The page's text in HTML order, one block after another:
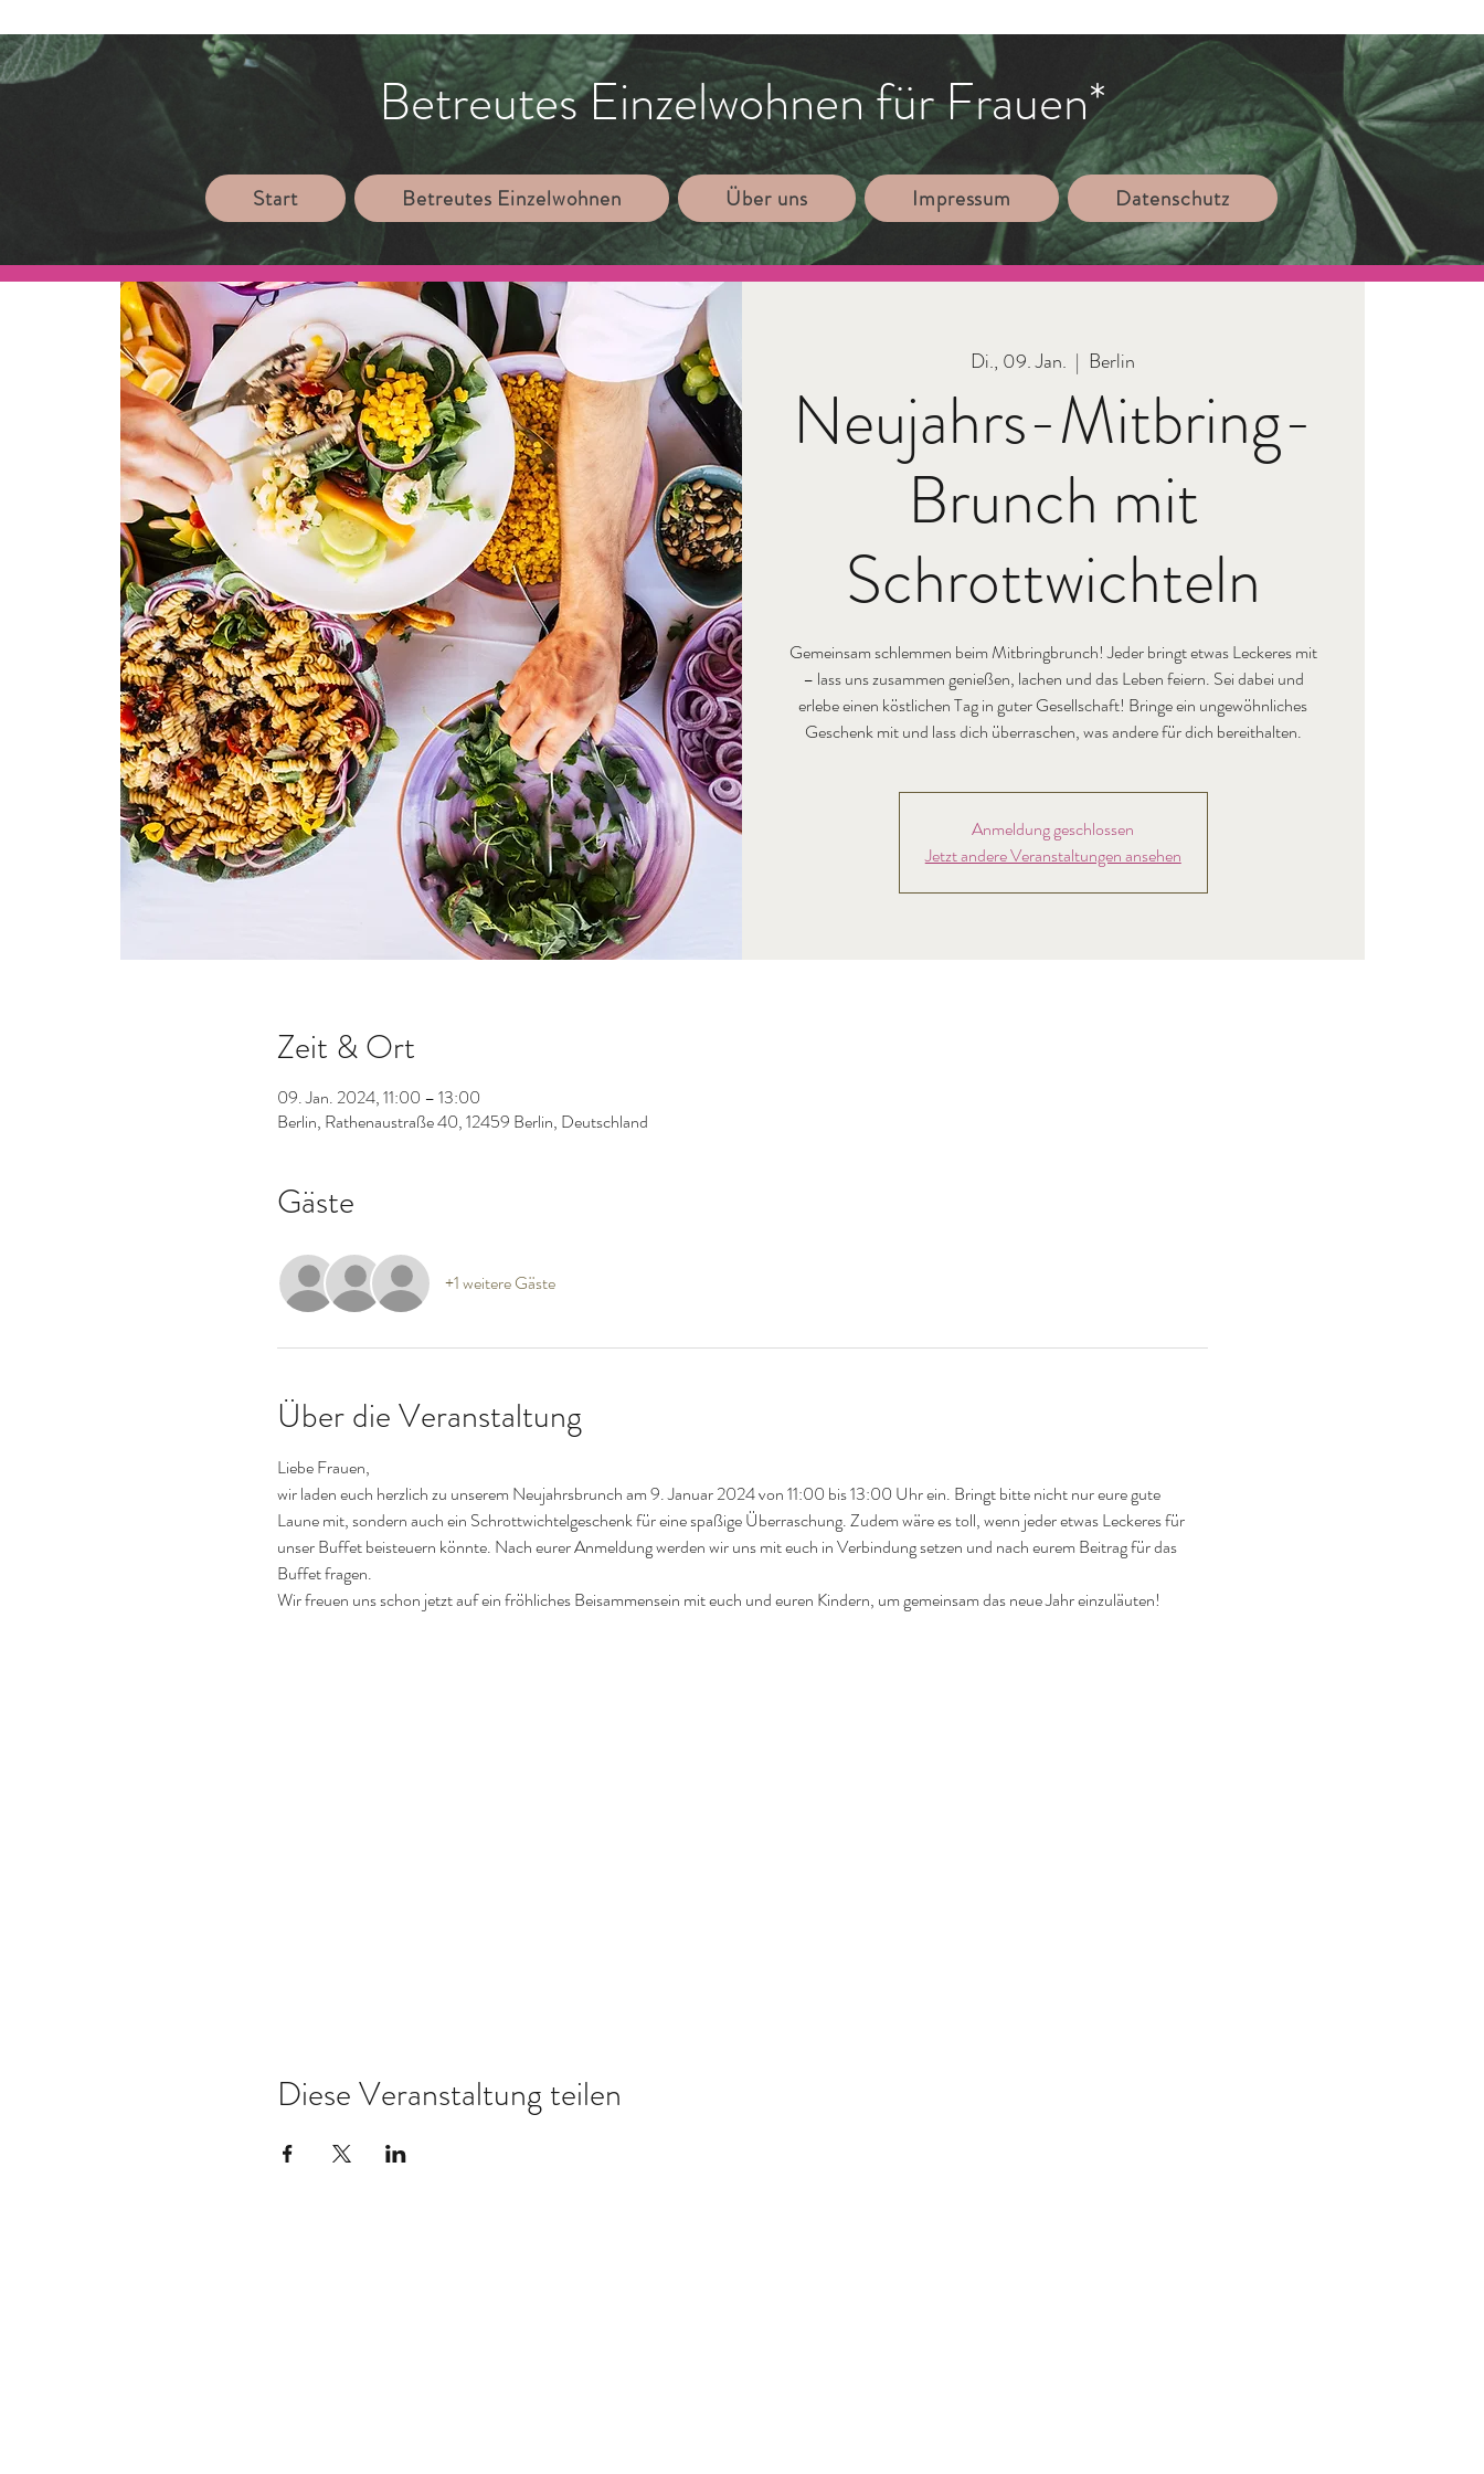
Betreutes Einzelwohnen für Frauen*
Start Betreutes Einzelwohnen Über uns Impressum Datenschutz
Di., 09. Jan.
  |
Berlin
Neujahrs-Mitbring-
Brunch mit
Schrottwichteln
Gemeinsam schlemmen beim Mitbringbrunch! Jeder bringt etwas Leckeres mit
– lass uns zusammen genießen, lachen und das Leben feiern. Sei dabei und
erlebe einen köstlichen Tag in guter Gesellschaft! Bringe ein ungewöhnliches
Geschenk mit und lass dich überraschen, was andere für dich bereithalten.
Anmeldung geschlossen
Jetzt andere Veranstaltungen ansehen
Zeit & Ort
09. Jan. 2024, 11:00 – 13:00
Berlin, Rathenaustraße 40, 12459 Berlin, Deutschland
Gäste
+1 weitere Gäste
Über die Veranstaltung
Liebe Frauen,
wir laden euch herzlich zu unserem Neujahrsbrunch am 9. Januar 2024 von 11:00 bis 13:00 Uhr ein. Bringt bitte nicht nur eure gute
Laune mit, sondern auch ein Schrottwichtelgeschenk für eine spaßige Überraschung. Zudem wäre es toll, wenn jeder etwas Leckeres für
unser Buffet beisteuern könnte. Nach eurer Anmeldung werden wir uns mit euch in Verbindung setzen und nach eurem Beitrag für das
Buffet fragen.
Wir freuen uns schon jetzt auf ein fröhliches Beisammensein mit euch und euren Kindern, um gemeinsam das neue Jahr einzuläuten!
Diese Veranstaltung teilen